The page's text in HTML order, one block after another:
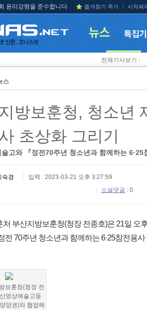
윤리강령을 준수합니다 즐겨찾기 추가 시작페
전체기사보기
스
방보훈청, 청소년
초상화 그리기
고와 『정전70주년 청소년과 함께하는 6·25
숙경
입력 : 2023-03-21 오후 3:27:59
소셜댓글 : 0
처 부산지방보훈청(청장 전종호)은 21일 오
전 70주년 청소년과 함께하는 6·25참전용
보훈청(청장 전
영상예술고등
양권)와 협업해